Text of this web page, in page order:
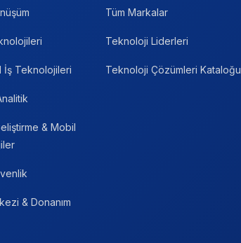
İş Teknolojileri
& Mobil
& Donanım
Tüm Markalar
Teknoloji Liderleri
Teknoloji Çözümleri Kataloğu